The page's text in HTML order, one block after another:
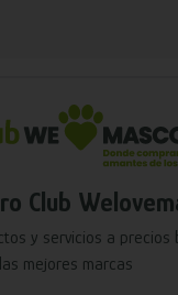
Club
y servicios a precios
mejores marcas